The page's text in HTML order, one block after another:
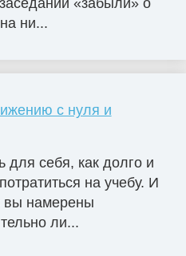
ни...
с нуля и
для себя, как долго и
на учебу. И
вы намерены
ли...